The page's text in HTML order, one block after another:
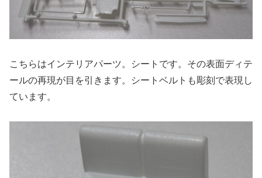
こちらはインテリアパーツ。シートです。その表面ディテ
ールの再現が目を引きます。シートベルトも彫刻で表現し
ています。